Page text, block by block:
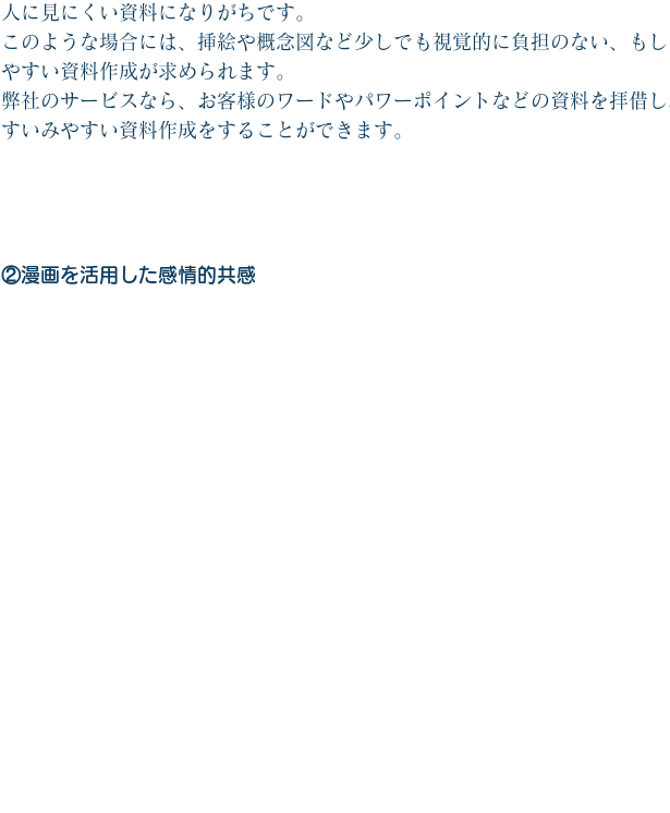
人に見にくい資料になりがちです。
このような場合には、挿絵や概念図など少しでも視覚的に負担のない、も
やすい資料作成が求められます。
弊社のサービスなら、お客様のワードやパワーポイントなどの資料を拝借
すいみやすい資料作成をすることができます。
②漫画を活用した感情的共感